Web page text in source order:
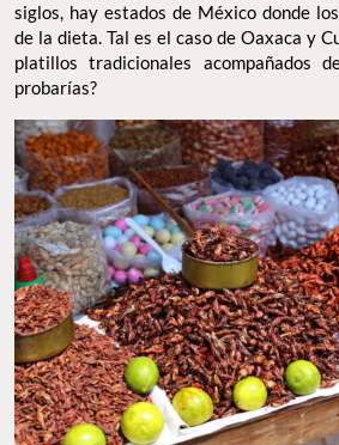
siglos, hay estados de México donde
de la dieta. Tal es el caso de Oaxaca y
platillos tradicionales acompañados
probarías?